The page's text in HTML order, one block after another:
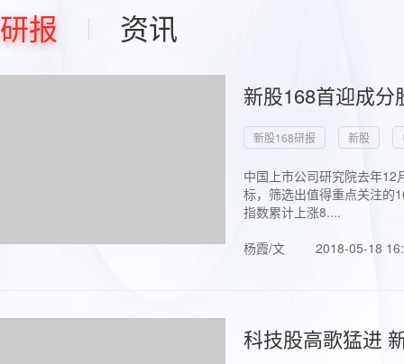
研报 资讯
新股168首迎成
新股168研报 新股
中国上市公司研究院去年
标，筛选出值得重点关注的
指数累计上涨8....
杨霞/文
2018-05-18
科技股高歌猛进